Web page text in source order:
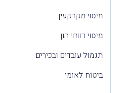
מיסוי מקרקעין
מיסוי רווחי הון
תגמול עובדים ובכירים
ביטוח לאומי